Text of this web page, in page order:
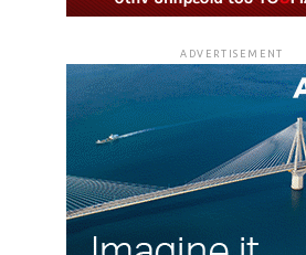
ADVERTISEMENT